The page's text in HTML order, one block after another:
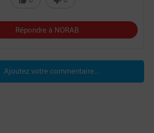
Répondre à NORAB
Ajoutez votre commentaire...